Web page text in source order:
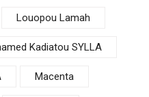
Louopou Lamah
Kadiatou SYLLA
Macenta